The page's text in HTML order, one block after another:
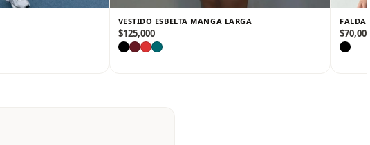
VESTIDO ESBELTA MANGA LARGA
$125,000
FALDA
$